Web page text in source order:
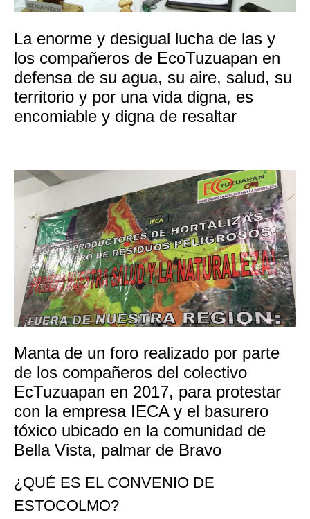
La enorme y desigual lucha de las y
los compañeros de EcoTuzuapan en
defensa de su agua, su aire, salud, su
territorio y por una vida digna, es
encomiable y digna de resaltar
Manta de un foro realizado por parte
de los compañeros del colectivo
EcTuzuapan en 2017, para protestar
con la empresa IECA y el basurero
tóxico ubicado en la comunidad de
Bella Vista, palmar de Bravo
¿QUÉ ES EL CONVENIO DE
ESTOCOLMO?